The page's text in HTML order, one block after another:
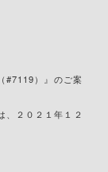
#7119）』のご案
、２０２１年１２